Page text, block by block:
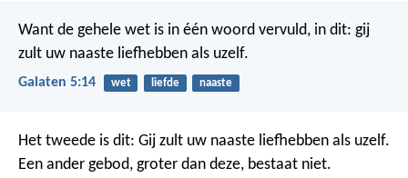
Want de gehele wet is in één woord vervuld, in dit: gij
zult uw naaste liefhebben als uzelf.
Galaten 5:14 wet liefde naaste
Het tweede is dit: Gij zult uw naaste liefhebben als uzelf.
Een ander gebod, groter dan deze, bestaat niet.